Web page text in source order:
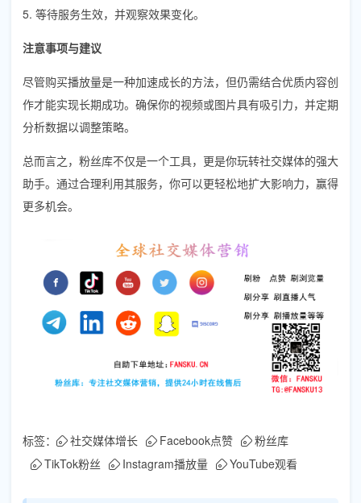
5. 等待服务生效，并观察效果变化。
注意事项与建议
尽管购买播放量是一种加速成长的方法，但仍需结合优质内容创
作才能实现长期成功。确保你的视频或图片具有吸引力，并定期
分析数据以调整策略。
总而言之，粉丝库不仅是一个工具，更是你玩转社交媒体的强大
助手。通过合理利用其服务，你可以更轻松地扩大影响力，赢得
更多机会。
标签： 社交媒体增长 Facebook点赞
粉丝库
TikTok粉丝
Instagram播放量 YouTube观看